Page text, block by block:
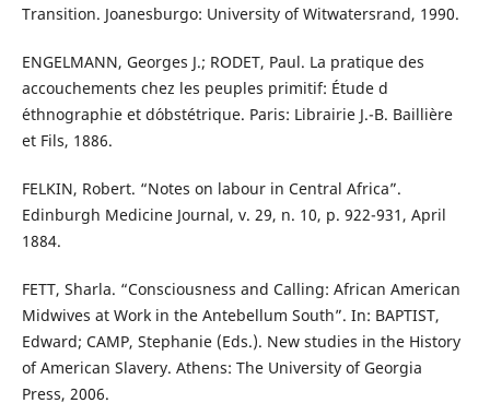
Transition. Joanesburgo: University of Witwatersrand, 1990.
ENGELMANN, Georges J.; RODET, Paul. La pratique des
accouchements chez les peuples primitif: Étude d
´ethnographie et d´obstétrique. Paris: Librairie J.-B. Baillière
et Fils, 1886.
FELKIN, Robert. “Notes on labour in Central Africa”.
Edinburgh Medicine Journal, v. 29, n. 10, p. 922-931, April
1884.
FETT, Sharla. “Consciousness and Calling: African American
Midwives at Work in the Antebellum South”. In: BAPTIST,
Edward; CAMP, Stephanie (Eds.). New studies in the History
of American Slavery. Athens: The University of Georgia
Press, 2006.